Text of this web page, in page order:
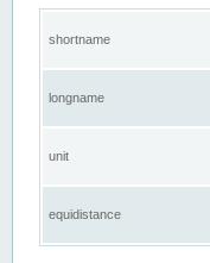
shortname
longname
unit
equidistance